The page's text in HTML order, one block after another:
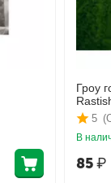
Гроу
5
В
85 ₽